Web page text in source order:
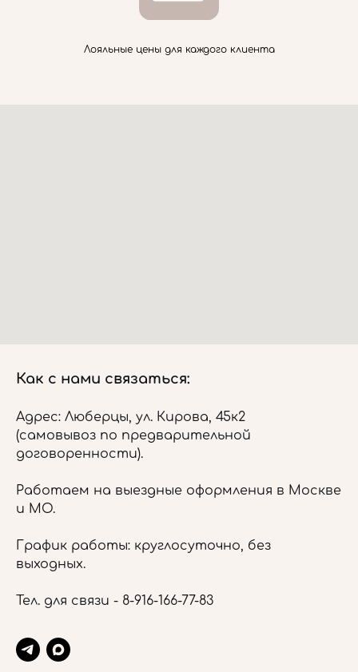
Лояльные цены для каждого клиента
Как с нами связаться:
Адрес: Люберцы, ул. Кирова, 45к2
(самовывоз по предварительной
договоренности).
Работаем на выездные оформления в Москве
и МО.
График работы: круглосуточно, без
выходных.
Тел. для связи - 8-916-166-77-83